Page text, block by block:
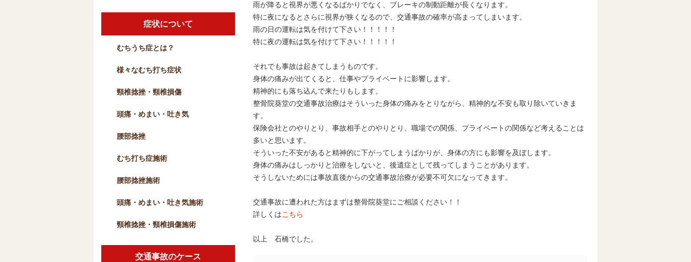
雨が降ると視界が悪くなるばかりでなく、ブレーキの制動距離が長くなります。
特に夜になるとさらに視界が狭くなるので、交通事故の確率が高まってしまいます。
雨の日の運転は気を付けて下さい！！！！！
特に夜の運転は気を付けて下さい！！！！！
それでも事故は起きてしまうものです。
身体の痛みが出てくると、仕事やプライベートに影響します。
精神的にも落ち込んで来たりもします。
整骨院葵堂の交通事故治療はそういった身体の痛みをとりながら、精神的な不安も取り除いていきま
す。
保険会社とのやりとり、事故相手とのやりとり、職場での関係、プライベートの関係など考えることは
多いと思います。
そういった不安があると精神的に下がってしまうばかりが、身体の方にも影響を及ぼします。
身体の痛みはしっかりと治療をしないと、後遺症として残ってしまうことがあります。
そうしないためには事故直後からの交通事故治療が必要不可欠になってきます。
交通事故に遭われた方はまずは整骨院葵堂にご相談ください！！
詳しくはこちら
以上 石橋でした。
症状について
むちうち症とは？
様々なむち打ち症状
頸椎捻挫・頸椎損傷
頭痛・めまい・吐き気
腰部捻挫
むち打ち症施術
腰部捻挫施術
頭痛・めまい・吐き気施術
頸椎捻挫・頸椎損傷施術
交通事故のケース